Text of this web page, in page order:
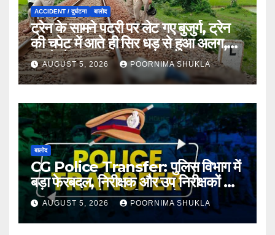
ACCIDENT / दुर्घटना बालोद
ट्रेन के सामने पटरी पर लेट गए बुजुर्ग, ट्रेन
की चपेट में आते ही सिर धड़ से हुआ अलग,
इलाके में सनसनी…
AUGUST 5, 2026 POORNIMA SHUKLA
बालोद
CG Police Transfer: पुलिस विभाग में
बड़ा फेरबदल, निरीक्षक और उप निरीक्षकों का
तबादला, SP ने जारी किया आदेश…
AUGUST 5, 2026 POORNIMA SHUKLA